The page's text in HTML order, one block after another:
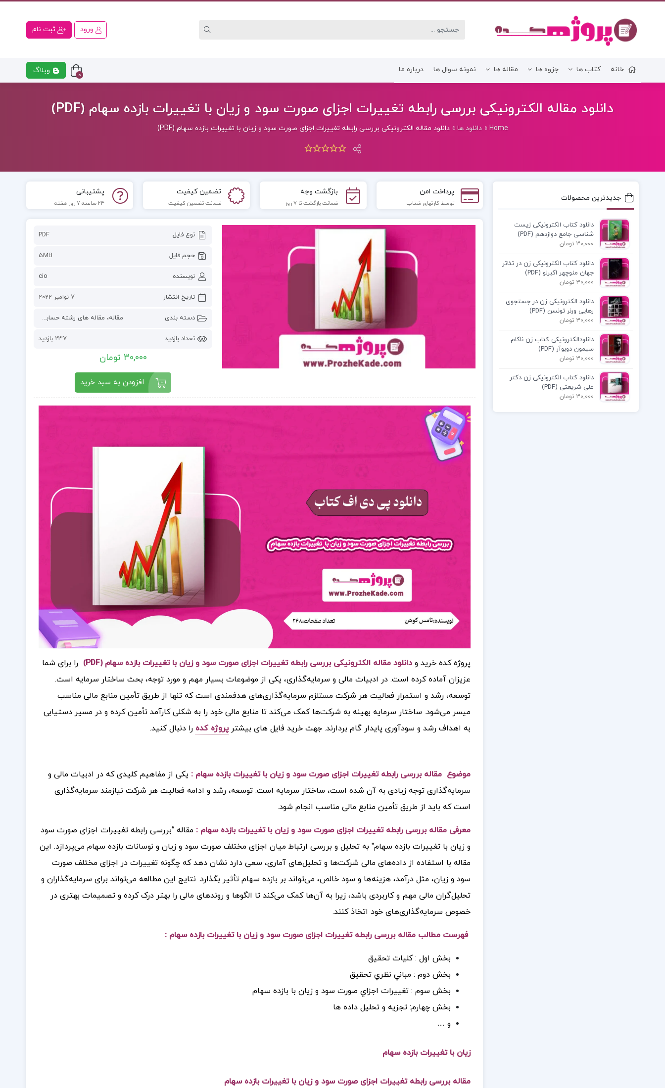
ورود ثبت نام
خانه کتاب ها
زبان و ادبیات فارسی کتاب رشته انسانی کتاب رشته عمومی کتاب رشته اقتصاد
جزوه ها مقاله ها نمونه سوال ها درباره ما
0 وبلاگ
دانلود مقاله الکترونیکی بررسی رابطه تغييرات اجزای صورت سود و زيان با تغييرات بازده سهام (PDF)
Home
»دانلود ها »دانلود مقاله الکترونیکی بررسی رابطه تغييرات اجزای صورت سود و زيان با تغييرات بازده سهام (PDF)
پرداخت امن
توسط کارتهای شتاب
بازگشت وجه
ضمانت بازگشت تا 7 روز
تضمین کیفیت
ضمانت تضمین کیفیت
پشتیبانی
24 ساعته 7 روز هفته
نوع فایل PDF
حجم فایل 5MB
نویسنده cio
تاریخ انتشار 7 نوامبر 2022
دسته بندی مقاله، مقاله های رشته حسابداری
تعداد بازدید 237 بازدید
30,000 تومان
افزودن به سبد خرید
پروژه کده خرید و دانلود مقاله الکترونیکی بررسی رابطه تغييرات اجزای صورت سود و زيان با تغييرات بازده سهام (PDF)
را برای شما
عزیزان آماده کرده است. در ادبیات مالی و سرمایه‌گذاری، یکی از موضوعات بسیار مهم و مورد توجه، بحث ساختار سرمایه است.
توسعه، رشد و استمرار فعالیت هر شرکت مستلزم سرمایه‌گذاری‌های هدفمندی است که تنها از طریق تأمین منابع مالی مناسب
میسر می‌شود. ساختار سرمایه بهینه به شرکت‌ها کمک می‌کند تا منابع مالی خود را به شکلی کارآمد تأمین کرده و در مسیر دستیابی
به اهداف رشد و سودآوری پایدار گام بردارند. جهت خرید فایل های بیشترپروژه کده را دنبال کنید.
موضوع مقاله بررسی رابطه تغييرات اجزای صورت سود و زيان با تغييرات بازده سهام : یکی از مفاهیم کلیدی که در ادبیات مالی و
سرمایه‌گذاری توجه زیادی به آن شده است، ساختار سرمایه است. توسعه، رشد و ادامه فعالیت هر شرکت نیازمند سرمایه‌گذاری
است که باید از طریق تأمین منابع مالی مناسب انجام شود.
معرفی مقاله بررسی رابطه تغييرات اجزای صورت سود و زيان با تغييرات بازده سهام : مقاله “بررسی رابطه تغییرات اجزای صورت سود
و زیان با تغییرات بازده سهام” به تحلیل و بررسی ارتباط میان اجزای مختلف صورت سود و زیان و نوسانات بازده سهام می‌پردازد. این
مقاله با استفاده از داده‌های مالی شرکت‌ها و تحلیل‌های آماری، سعی دارد نشان دهد که چگونه تغییرات در اجزای مختلف صورت
سود و زیان، مثل درآمد، هزینه‌ها و سود خالص، می‌تواند بر بازده سهام تأثیر بگذارد. نتایج این مطالعه می‌تواند برای سرمایه‌گذاران و
تحلیل‌گران مالی مهم و کاربردی باشد، زیرا به آن‌ها کمک می‌کند تا الگوها و روندهای مالی را بهتر درک کرده و تصمیمات بهتری در
خصوص سرمایه‌گذاری‌های خود اتخاذ کنند.
فهرست مطالب مقاله بررسی رابطه تغييرات اجزای صورت سود و زيان با تغييرات بازده سهام :
بخش اول : كليات تحقيق
بخش دوم : مباني نظري تحقيق
بخش سوم : تغييرات اجزاي صورت سود و زيان با بازده سهام
بخش چهارم: تجزيه و تحليل داده ها
و …
زيان با تغييرات بازده سهام
مقاله بررسی رابطه تغييرات اجزای صورت سود و زيان با تغييرات بازده سهام
جدیدترین محصولات
دانلود کتاب الکترونیکی زیست
شناسی جامع دوازدهم (PDF)
30,000 تومان
دانلود کتاب الکترونیکی زن در تئاتر
جهان منوچهر اکبرلو (PDF)
30,000 تومان
دانلود الکترونیکی زن در جستجوی
رهایی ورنر تونسن (PDF)
30,000 تومان
دانلودالکترونیکی کتاب زن ناکام
سیمون دوبوآر (PDF)
30,000 تومان
دانلود کتاب الکترونیکی زن دکتر
علی شریعتی (PDF)
30,000 تومان